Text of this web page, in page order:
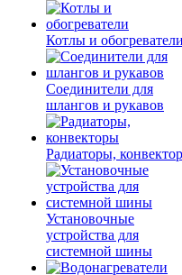
Котлы и обогреватели
Соединители для
шлангов и рукавов
Радиаторы,
Установочные
устройства для
системной шины